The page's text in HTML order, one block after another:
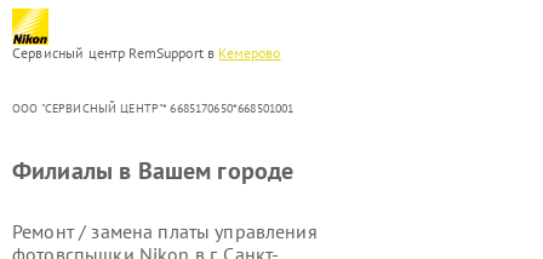
Сервисный центр RemSupport в Кемерово
ООО "СЕРВИСНЫЙ ЦЕНТР"* 6685170650*668501001
Филиалы в Вашем городе
Ремонт / замена платы управления
фотовспышки Nikon в г. Санкт-